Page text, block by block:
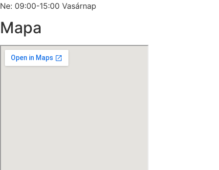
Ne: 09:00-15:00 Vasárnap
Mapa